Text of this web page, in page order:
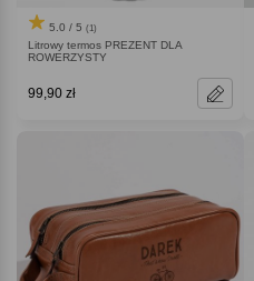
5.0 / 5 (1)
Litrowy termos PREZENT DLA
ROWERZYSTY
99,90 zł